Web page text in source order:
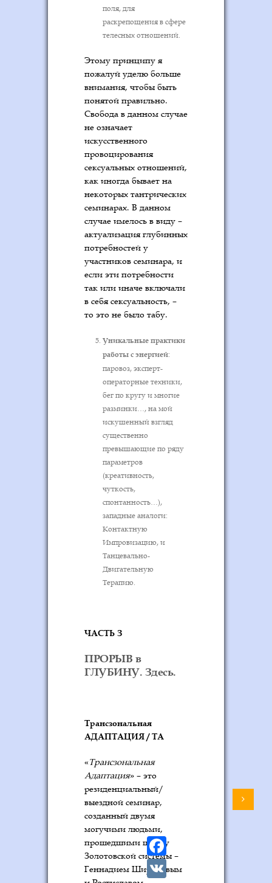
F
a
V
поля, для
раскрепощения в сфере
телесных отношений.
Этому принципу я
пожалуй уделю больше
внимания, чтобы быть
понятой правильно.
Свобода в данном случае
не означает
искусственного
провоцирования
сексуальных отношений,
как иногда бывает на
некоторых тантрических
семинарах. В данном
случае имелось в виду –
актуализация глубинных
потребностей у
участников семинара, и
если эти потребности
так или иначе включали
в себя сексуальность, –
то это не было табу.
Уникальные практики
работы с энергией:
паровоз, эксперт-
операторные техники,
бег по кругу и многие
разминки…, на мой
искушенный взгляд
существенно
превышающие по ряду
параметров
(креативность,
чуткость,
спонтанность…),
западные аналоги:
Контактную
Импровизацию, и
Танцевально-
Двигательную
Терапию.
ЧАСТЬ З
ПРОРЫВ в
ГЛУБИНУ. Здесь.
Трансзональная
АДАПТАЦИЯ / ТА
«Трансзональная
Адаптация» – это
резиденциальный/
выездной семинар,
созданный двумя
могучими людьми,
прошедшими школу
Золотовской системы –
Геннадием Широковым